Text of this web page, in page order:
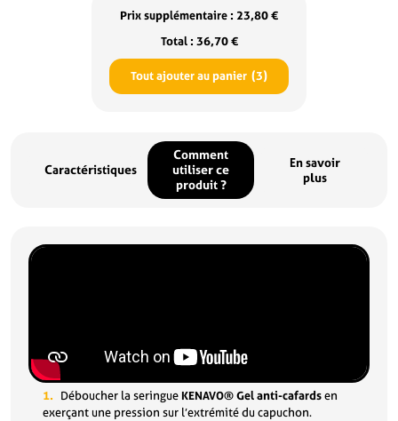
200g
Prix supplémentaire : 23,80€
Total : 36,70€
Tout ajouter au panier 3
Comment
utiliser ce
produit ?
En savoir
plus
Caractéristiques
Déboucher la seringue KENAVO® Gelanti-cafardsen
exerçant une pression sur l’extrémité du capuchon.